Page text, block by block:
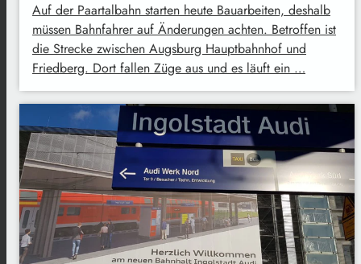
Auf der Paartalbahn starten heute Bauarbeiten, deshalb
müssen Bahnfahrer auf Änderungen achten. Betroffen ist
die Strecke zwischen Augsburg Hauptbahnhof und
Friedberg. Dort fallen Züge aus und es läuft ein …